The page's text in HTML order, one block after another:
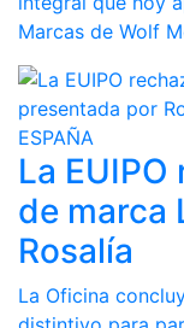
Marcas de Wolf
ESPAÑA
La
de marca
Rosalía
La Oficina